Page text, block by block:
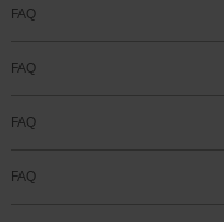
FAQ
FAQ
FAQ
FAQ